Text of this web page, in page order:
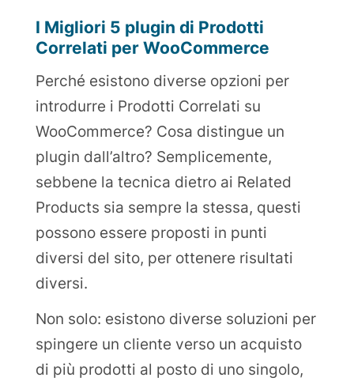
I Migliori 5 plugin di Prodotti
Correlati per WooCommerce
Perché esistono diverse opzioni per
introdurre i Prodotti Correlati su
WooCommerce? Cosa distingue un
plugin dall’altro? Semplicemente,
sebbene la tecnica dietro ai Related
Products sia sempre la stessa, questi
possono essere proposti in punti
diversi del sito, per ottenere risultati
diversi.
Non solo: esistono diverse soluzioni per
spingere un cliente verso un acquisto
di più prodotti al posto di uno singolo,